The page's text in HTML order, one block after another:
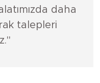
daha
talepleri